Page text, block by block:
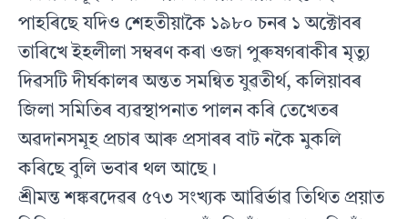
পাহৰিছে যদিও শেহতীয়াকৈ ১৯৮০ চনৰ ১ অক্টোবৰ
তাৰিখে ইহলীলা সম্বৰণ কৰা ওজা পুৰুষগৰাকীৰ মৃত‍্যু
দিৱসটি দীৰ্ঘকালৰ অন্তত সমন্বিত যুৱতীৰ্থ, কলিয়াবৰ
জিলা সমিতিৰ ব‍্যৱস্থাপনাত পালন কৰি তেখেতৰ
অৱদানসমূহ প্ৰচাৰ আৰু প্ৰসাৰৰ বাট নকৈ মুকলি
কৰিছে বুলি ভবাৰ থল আছে।
শ্ৰীমন্ত শঙ্কৰদেৱৰ ৫৭৩ সংখ‍্যক আৱিৰ্ভাৱ তিথিত প্ৰয়াত